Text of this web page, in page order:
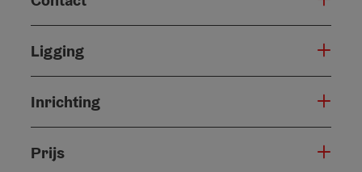
Ligging
Inrichting
Prijs